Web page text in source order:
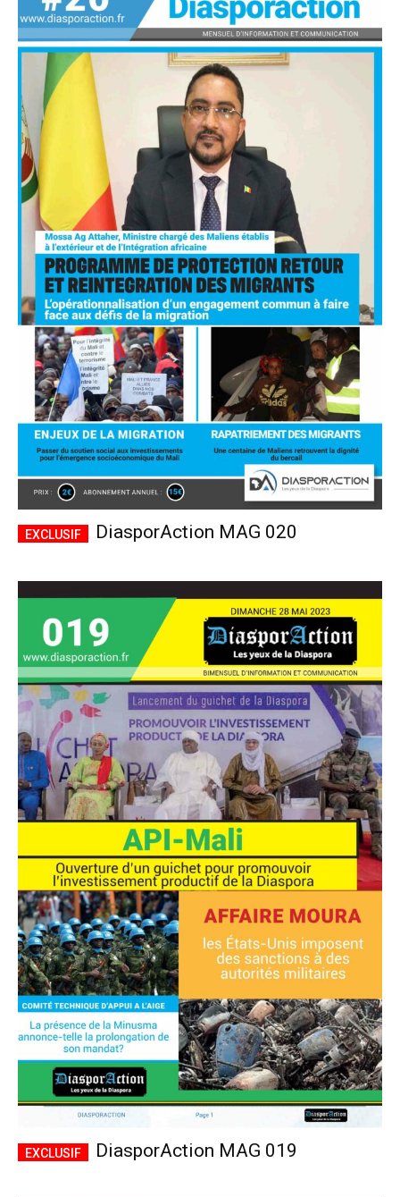
DiasporAction MAG 020
DiasporAction MAG 019